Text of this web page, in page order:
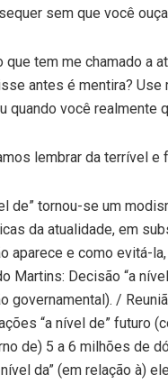
sem que você
tem me chamado a
antes é mentira?
quando você realmente
lembrar da terrível e
de” tornou-se um
da atualidade, em
aparece e como evitá-
Martins: Decisão “a
governamental). /
“a nível de” futuro
de) 5 a 6 milhões de
da” (em relação à)